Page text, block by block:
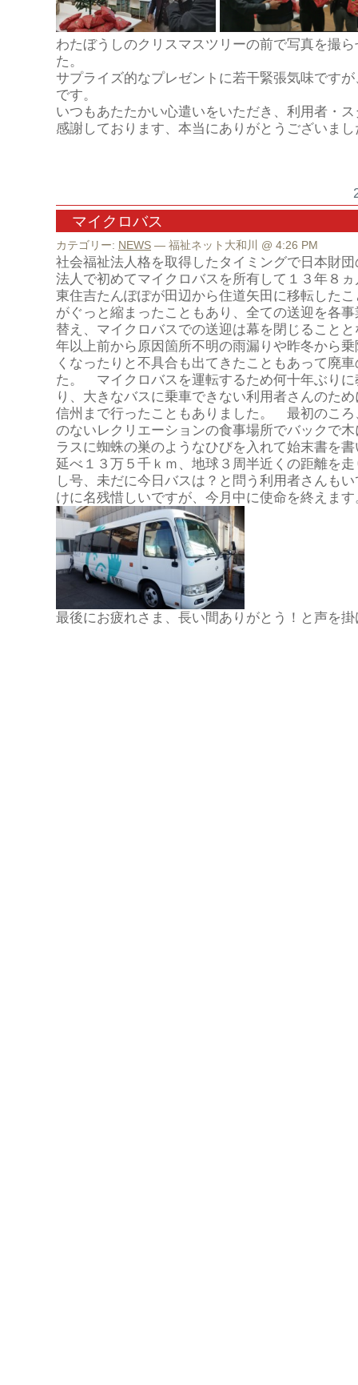
わたぼうしのクリスマスツリーの前で写真を撮
た。
サプライズ的なプレゼントに若干緊張気味です
です。
いつもあたたかい心遣いをいただき、利用者・
感謝しております、本当にありがとうございまし
マイクロバス
カテゴリー: NEWS — 福祉ネット大和川 @ 4:26 PM
社会福祉法人格を取得したタイミングで日本財
法人で初めてマイクロバスを所有して１３年８
東住吉たんぽぽが田辺から住道矢田に移転した
がぐっと縮まったこともあり、全ての送迎を各
替え、マイクロバスでの送迎は幕を閉じること
年以上前から原因箇所不明の雨漏りや昨冬から
くなったりと不具合も出てきたこともあって廃
た。 マイクロバスを運転するため何十年ぶりに
り、大きなバスに乗車できない利用者さんのた
信州まで行ったこともありました。 最初のころ
のないレクリエーションの食事場所でバックで
ラスに蜘蛛の巣のようなひびを入れて始末書
延べ１３万５千ｋｍ、地球３周半近くの距離を
し号、未だに今日バスは？と問う利用者さんも
けに名残惜しいですが、今月中に使命を終えます
最後にお疲れさま、長い間ありがとう！と声を